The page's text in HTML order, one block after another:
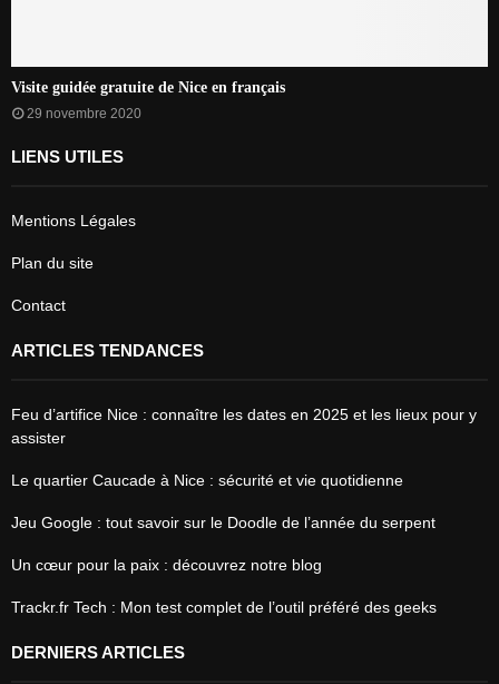
Visite guidée gratuite de Nice en français
29 novembre 2020
LIENS UTILES
Mentions Légales
Plan du site
Contact
ARTICLES TENDANCES
Feu d’artifice Nice : connaître les dates en 2025 et les lieux pour y
assister
Le quartier Caucade à Nice : sécurité et vie quotidienne
Jeu Google : tout savoir sur le Doodle de l’année du serpent
Un cœur pour la paix : découvrez notre blog
Trackr.fr Tech : Mon test complet de l’outil préféré des geeks
DERNIERS ARTICLES